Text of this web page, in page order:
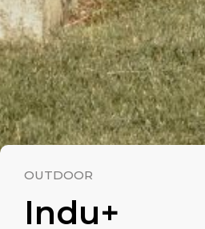
OUTDOOR
Indu+